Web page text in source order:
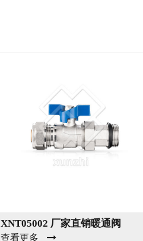
XNT05002 厂家直销暖通阀
查看更多